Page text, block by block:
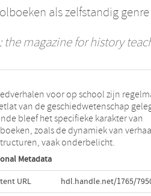
als zelfstandig genre
the magazine for history
voor op school zijn
van de geschiedwetenschap
bleef het specifieke karakter van
zoals de dynamiek van
vaak onderbelicht.
Metadata
URL hdl.handle.net/1765/